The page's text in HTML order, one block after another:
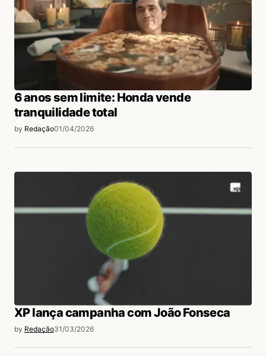
6 anos sem limite: Honda vende
tranquilidade total
by Redação01/04/2026
XP lança campanha com João Fonseca
by Redação31/03/2026